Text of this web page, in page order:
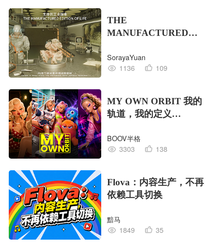
THE
MANUFACTURED
的工业版本
SorayaYuan
1136
109
MY OWN ORBIT 我的
轨道，我的定义
对
BOOV半格
3303
138
Flova：内容生产，不再
依赖工具切换
黯马
1849
35